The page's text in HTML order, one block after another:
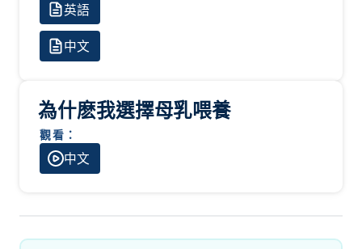
英語
中文
為什麽我選擇母乳喂養
觀看：
中文